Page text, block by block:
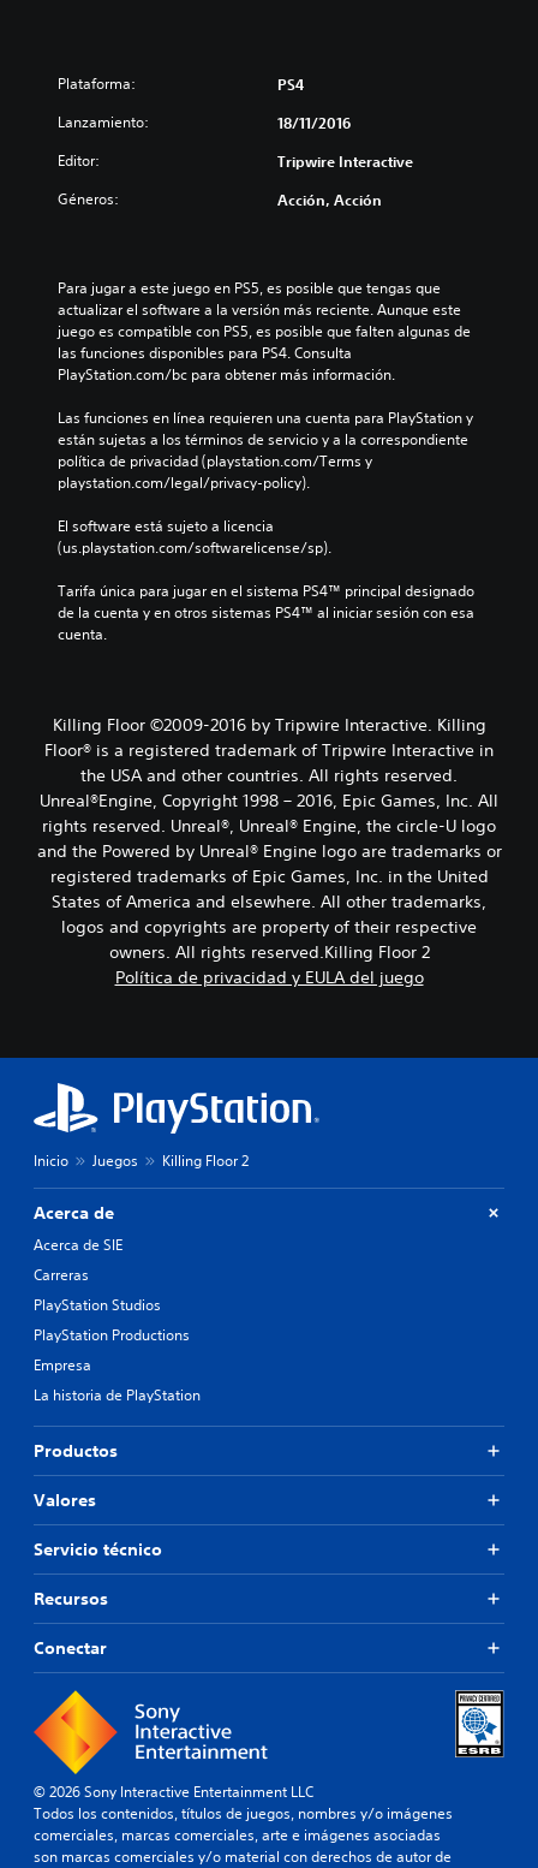
Plataforma: PS4
Lanzamiento: 18/11/2016
Editor: Tripwire Interactive
Géneros: Acción, Acción
Para jugar a este juego en PS5, es posible que tengas que
actualizar el software a la versión más reciente. Aunque este
juego es compatible con PS5, es posible que falten algunas de
las funciones disponibles para PS4. Consulta
PlayStation.com/bc para obtener más información.
Las funciones en línea requieren una cuenta para PlayStation y
están sujetas a los términos de servicio y a la correspondiente
política de privacidad (playstation.com/Terms y
playstation.com/legal/privacy-policy).
El software está sujeto a licencia
(us.playstation.com/softwarelicense/sp).
Tarifa única para jugar en el sistema PS4™ principal designado
de la cuenta y en otros sistemas PS4™ al iniciar sesión con esa
cuenta.
Killing Floor ©2009-2016 by Tripwire Interactive. Killing
Floor® is a registered trademark of Tripwire Interactive in
the USA and other countries. All rights reserved.
Unreal®Engine, Copyright 1998 – 2016, Epic Games, Inc. All
rights reserved. Unreal®, Unreal® Engine, the circle-U logo
and the Powered by Unreal® Engine logo are trade­marks or
registered trademarks of Epic Games, Inc. in the United
States of America and elsewhere. All other trademarks,
logos and copyrights are property of their respective
owners. All rights reserved.Killing Floor 2
Política de privacidad y EULA del juego
Inicio Juegos Killing Floor 2
Acerca de
Acerca de SIE
Carreras
PlayStation Studios
PlayStation Productions
Empresa
La historia de PlayStation
Productos
Valores
Servicio técnico
Recursos
Conectar
© 2026 Sony Interactive Entertainment LLC
Todos los contenidos, títulos de juegos, nombres y/o imágenes
comerciales, marcas comerciales, arte e imágenes asociadas
son marcas comerciales y/o material con derechos de autor de